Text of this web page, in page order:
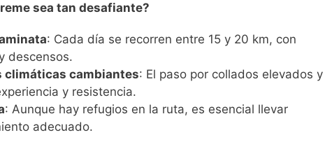
sea tan desafiante?
: Cada día se recorren entre 15 y 20 km, con
descensos.
cambiantes: El paso por collados elevados y
y resistencia.
: Aunque hay refugios en la ruta, es esencial llevar
adecuado.